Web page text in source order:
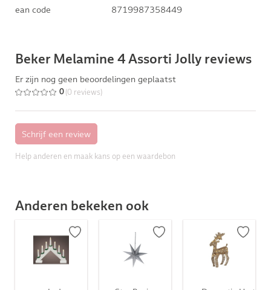
ean code
8719987358449
Beker Melamine 4 Assorti Jolly reviews
Er zijn nog geen beoordelingen geplaatst
0 (0 reviews)
Help anderen en maak kans op een waardebon
Anderen bekeken ook